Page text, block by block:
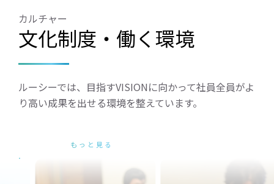
カルチャー
文化制度・働く環境
ルーシーでは、目指すVISIONに向かって社員全員がよ
り高い成果を出せる環境を整えています。
もっと見る